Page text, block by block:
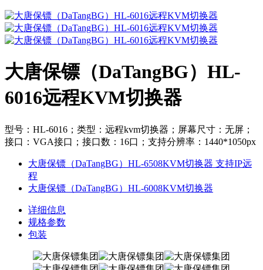
大唐保镖（DaTangBG）HL-
6016远程KVM切换器
型号：HL-6016；类型：远程kvm切换器；屏幕尺寸：无屏；
接口：VGA接口；接口数：16口；支持分辨率：1440*1050px
大唐保镖（DaTangBG）HL-6508KVM切换器 支持IP远
程
大唐保镖（DaTangBG）HL-6008KVM切换器
详细信息
规格参数
包装